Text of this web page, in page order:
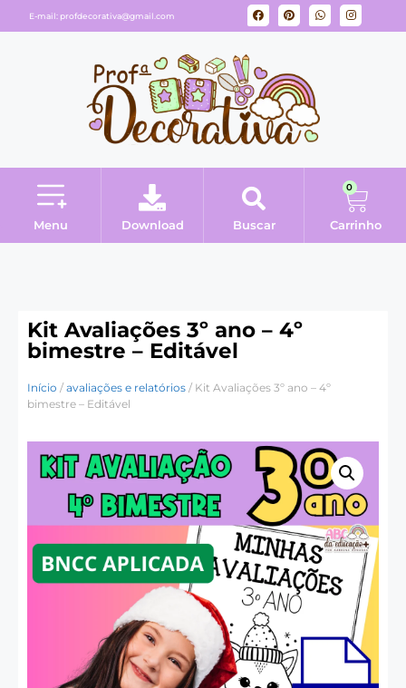
E-mail: profdecorativa@gmail.com
Menu Download Buscar
0
Carrinho
Kit Avaliações 3º ano – 4º
bimestre – Editável
Início / avaliações e relatórios / Kit Avaliações 3º ano – 4º
bimestre – Editável